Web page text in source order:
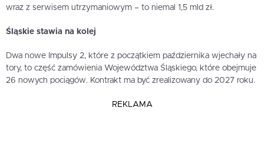
wraz z serwisem utrzymaniowym – to niemal 1,5 mld zł.
Śląskie stawia na kolej
Dwa nowe Impulsy 2, które z początkiem października wjechały na
tory, to część zamówienia Województwa Śląskiego, które obejmuje
26 nowych pociągów. Kontrakt ma być zrealizowany do 2027 roku.
REKLAMA